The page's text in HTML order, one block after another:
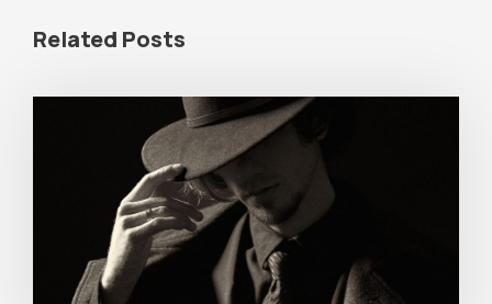
Related Posts